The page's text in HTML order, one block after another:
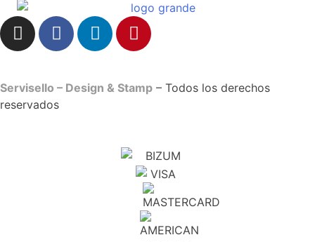
Servisello – Design & Stamp – Todos los derechos
reservados